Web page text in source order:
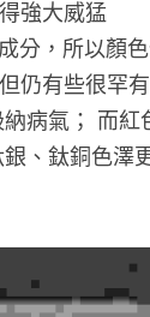
強大威猛
分，所以顏
仍有些很罕
病氣； 而
、鈦銅色澤